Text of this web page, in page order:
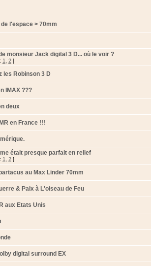
l'espace > 70mm
monsieur Jack digital 3 D... où le voir ?
1 2 ]
les Robinson 3 D
IMAX ???
deux
en France !!!
était presque parfait en relief
1 2 ]
au Max Linder 70mm
& Paix à L'oiseau de Feu
aux Etats Unis
digital surround EX